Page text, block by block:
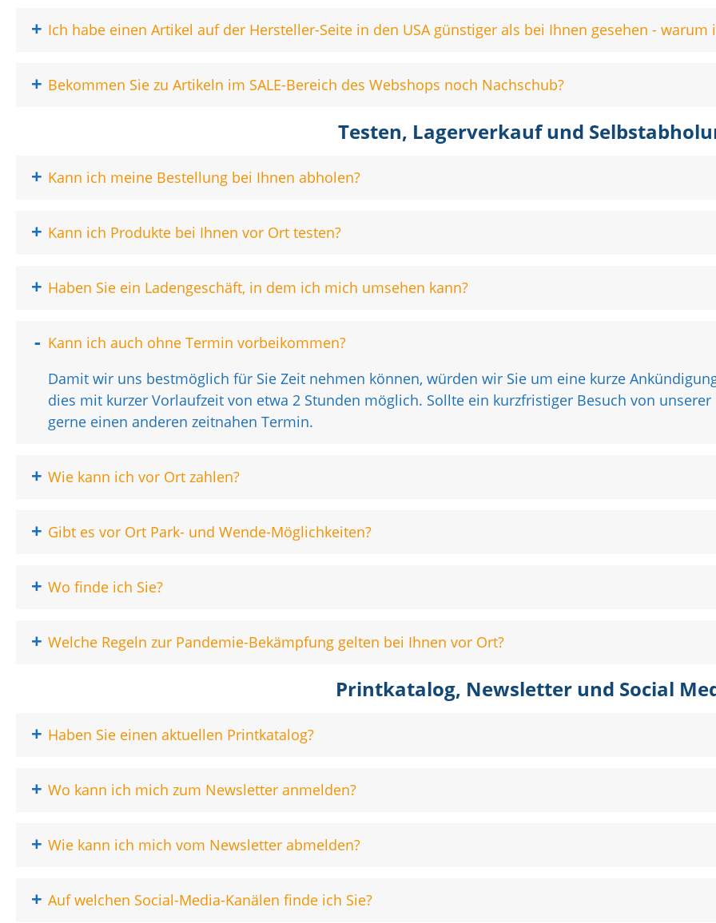
+ Ich habe einen Artikel auf der Hersteller-Seite in den USA günstiger als bei Ihnen gesehen - warum
+ Bekommen Sie zu Artikeln im SALE-Bereich des Webshops noch Nachschub?
Testen, Lagerverkauf und
+ Kann ich meine Bestellung bei Ihnen abholen?
+ Kann ich Produkte bei Ihnen vor Ort testen?
+ Haben Sie ein Ladengeschäft, in dem ich mich umsehen kann?
- Kann ich auch ohne Termin vorbeikommen?
Damit wir uns bestmöglich für Sie Zeit nehmen können, würden wir Sie um eine kurze
dies mit kurzer Vorlaufzeit von etwa 2 Stunden möglich. Sollte ein kurzfristiger Besuch von
gerne einen anderen zeitnahen Termin.
+ Wie kann ich vor Ort zahlen?
+ Gibt es vor Ort Park- und Wende-Möglichkeiten?
+ Wo finde ich Sie?
+ Welche Regeln zur Pandemie-Bekämpfung gelten bei Ihnen vor Ort?
Printkatalog, Newsletter und Social
+ Haben Sie einen aktuellen Printkatalog?
+ Wo kann ich mich zum Newsletter anmelden?
+ Wie kann ich mich vom Newsletter abmelden?
+ Auf welchen Social-Media-Kanälen finde ich Sie?